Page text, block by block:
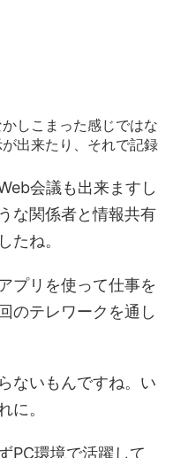
しこまった感じではな
出来たり、それで記録
会議も出来ますし
な関係者と情報共有
たね。
プリを使って仕事を
のテレワークを通し
ないもんですね。い
に。
PC環境で活躍して